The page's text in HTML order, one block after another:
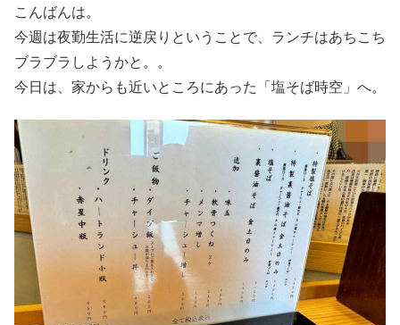
こんばんは。
今週は夜勤生活に逆戻りということで、ランチはあちこち
ブラブラしようかと。。
今日は、家からも近いところにあった「塩そば時空」へ。